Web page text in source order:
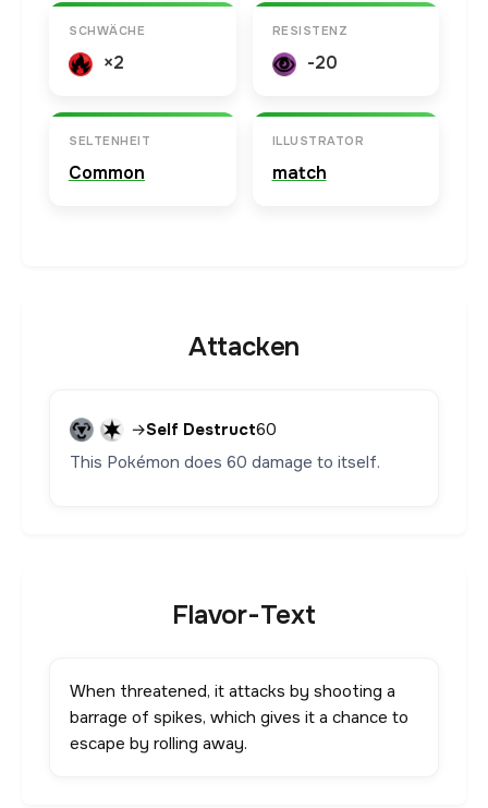
SCHWÄCHE
×2
RESISTENZ
-20
SELTENHEIT
Common
ILLUSTRATOR
match
Attacken
→Self Destruct60
This Pokémon does 60 damage to itself.
Flavor-Text
When threatened, it attacks by shooting a
barrage of spikes, which gives it a chance to
escape by rolling away.